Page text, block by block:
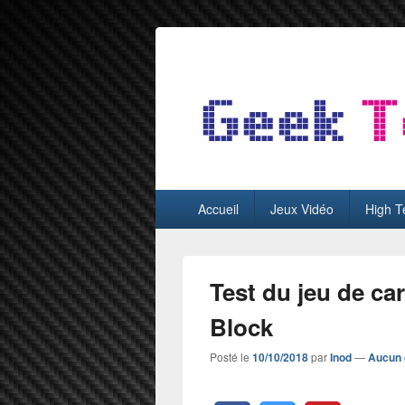
GeekTest
principalAccueil Jeux Vidéo High
Test du jeu de
Block
Posté le 10/10/2018parInod—Aucun